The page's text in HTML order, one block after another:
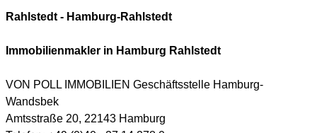
Rahlstedt - Hamburg-Rahlstedt
Immobilienmakler in Hamburg Rahlstedt
VON POLL IMMOBILIEN Geschäftsstelle Hamburg-
Wandsbek
Amtsstraße 20, 22143 Hamburg